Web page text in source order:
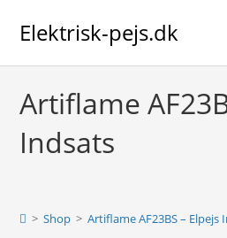
Elektrisk-pejs.dk
Artiflame
Indsats
> Shop > Artiflame AF23BS – Elpejs